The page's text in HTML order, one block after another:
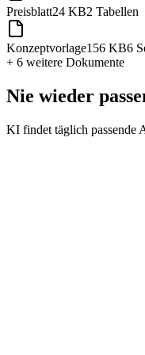
Preisblatt24 KB2 Tabellen
Konzeptvorlage156 KB6
+ 6 weitere Dokumente
Nie wieder
KI findet täglich passende